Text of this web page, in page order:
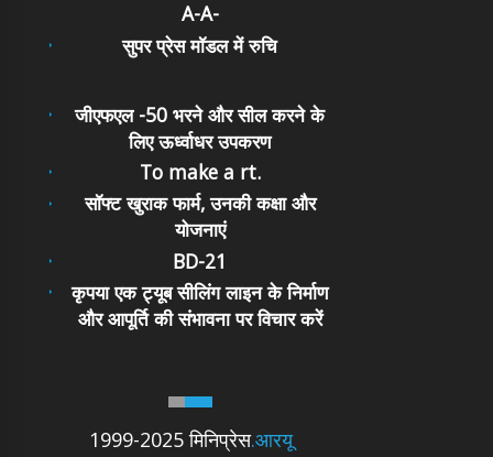
A-A-
सुपर प्रेस मॉडल में रुचि
1999-2025 मिनिप्रेस.आरयू
जीएफएल -50 भरने और सील करने के
लिए ऊर्ध्वाधर उपकरण
To make a rt.
सॉफ्ट खुराक फार्म, उनकी कक्षा और
योजनाएं
BD-21
कृपया एक ट्यूब सीलिंग लाइन के निर्माण
और आपूर्ति की संभावना पर विचार करें